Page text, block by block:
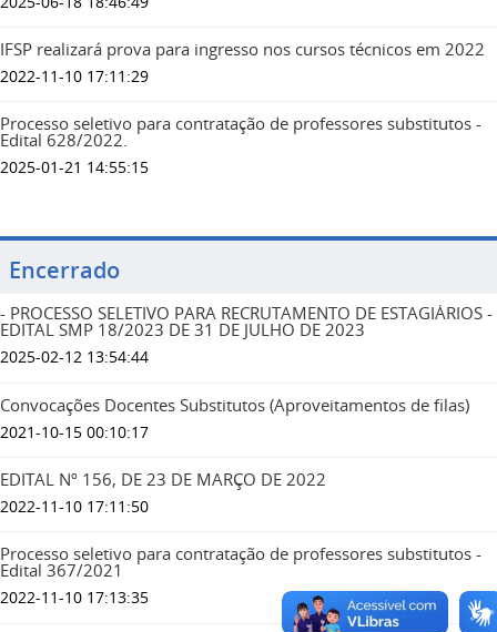
IFSP realizará prova para ingresso nos cursos técnicos em 2022
2022-11-10 17:11:29
Processo seletivo para contratação de professores substitutos -
Edital 628/2022.
2025-01-21 14:55:15
Encerrado
- PROCESSO SELETIVO PARA RECRUTAMENTO DE ESTAGIÁRIOS -
EDITAL SMP 18/2023 DE 31 DE JULHO DE 2023
2025-02-12 13:54:44
Convocações Docentes Substitutos (Aproveitamentos de filas)
2021-10-15 00:10:17
EDITAL Nº 156, DE 23 DE MARÇO DE 2022
2022-11-10 17:11:50
Processo seletivo para contratação de professores substitutos -
Edital 367/2021
2022-11-10 17:13:35